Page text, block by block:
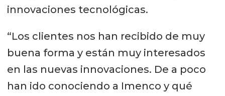
innovaciones tecnológicas.
“Los clientes nos han recibido de muy
buena forma y están muy interesados
en las nuevas innovaciones. De a poco
han ido conociendo a Imenco y qué